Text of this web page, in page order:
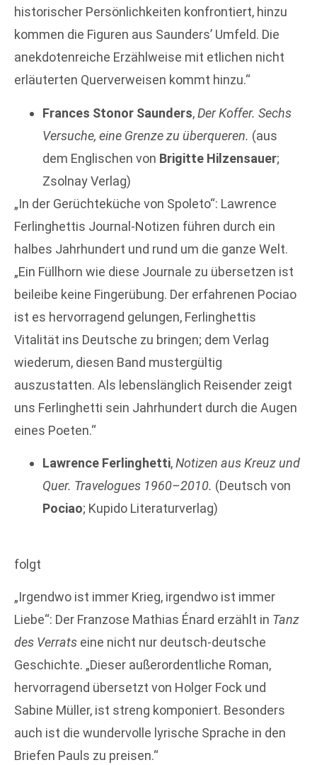
historischer Persönlichkeiten konfrontiert, hinzu
kommen die Figuren aus Saunders’ Umfeld. Die
anekdotenreiche Erzählweise mit etlichen nicht
erläuterten Querverweisen kommt hinzu.“
Frances Stonor Saunders,Der Koffer. Sechs
Versuche, eine Grenze zu überqueren. (aus
dem Englischen von Brigitte Hilzensauer;
Zsolnay Verlag)
„In der Gerüchteküche von Spoleto“: Lawrence
Ferlinghettis Journal-Notizen führen durch ein
halbes Jahrhundert und rund um die ganze Welt.
„Ein Füllhorn wie diese Journale zu übersetzen ist
beileibe keine Fingerübung. Der erfahrenen Pociao
ist es hervorragend gelungen, Ferlinghettis
Vitalität ins Deutsche zu bringen; dem Verlag
wiederum, diesen Band mustergültig
auszustatten. Als lebenslänglich Reisender zeigt
uns Ferlin­ghetti sein Jahrhundert durch die Augen
eines Poeten.“
Lawrence Ferlinghetti,Notizen aus Kreuz und
Quer. Travelogues 1960–2010. (Deutsch von
Pociao; Kupido Literatur­verlag)
folgt
„Irgendwo ist immer Krieg, irgendwo ist immer
Liebe“: Der Franzose Mathias Énard erzählt in Tanz
des Verrats eine nicht nur deutsch-deutsche
Geschichte. „Dieser außerordentliche Roman,
hervorragend übersetzt von Holger Fock und
Sabine Müller, ist streng komponiert. Besonders
auch ist die wundervolle lyrische Sprache in den
Briefen Pauls zu preisen.“